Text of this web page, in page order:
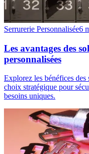
Serrurerie Personnalisée6
Les avantages des
personnalisées
Explorez les bénéfices des
choix stratégique pour
besoins uniques.